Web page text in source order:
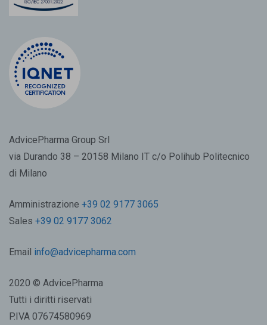
AdvicePharma Group Srl
via Durando 38 – 20158 Milano IT c/o Polihub Politecnico
di Milano
Amministrazione +39 02 9177 3065
Sales +39 02 9177 3062
Email info@advicepharma.com
2020 © AdvicePharma
Tutti i diritti riservati
P.IVA 07674580969